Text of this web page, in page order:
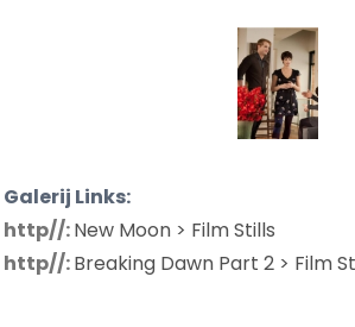
Galerij Links:
http//:New Moon > Film Stills
http//:Breaking Dawn Part 2 > Film